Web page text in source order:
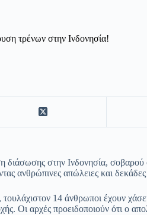
τρένων στην Ινδονησία!
διάσωσης στην Ινδονησία,
ανθρώπινες απώλειες και
14 άνθρωποι έχουν
Οι αρχές προειδοποιούν ότι ο